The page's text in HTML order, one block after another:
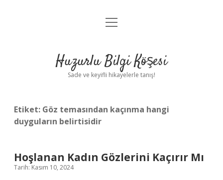
Anasayfa
Yasal Uyarı
menüyü
Huzurlu Bilgi Köşesi
Sade ve keyifli hikayelerle tanış!
Etiket: Göz temasından kaçınma hangi
duyguların belirtisidir
Hoşlanan Kadın Gözlerini Kaçırır Mı
Tarih: Kasım 10, 2024